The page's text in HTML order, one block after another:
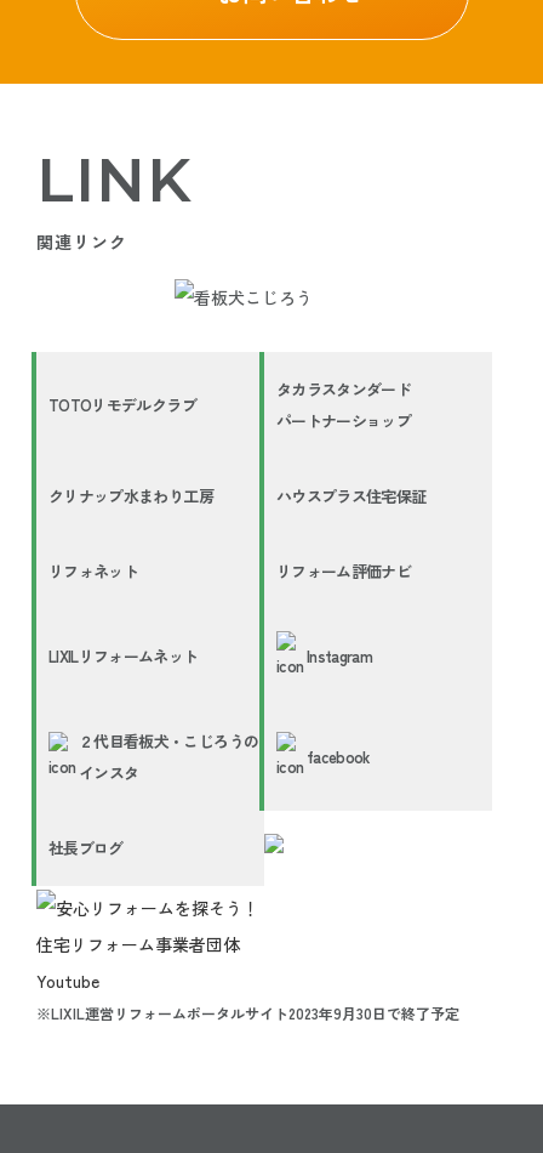
LINK
関連リンク
TOTOリモデルクラブ
タカラスタンダード
パートナーショップ
クリナップ水まわり工房 ハウスプラス住宅保証
リフォネット リフォーム評価ナビ
LIXILリフォームネット Instagram
２代目看板犬・こじろうの
インスタ
facebook
社長ブログ
※LIXIL運営リフォームポータルサイト2023年9月30日で終了予定